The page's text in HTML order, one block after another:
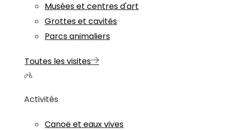
Musées et centres d'art
Grottes et cavités
Parcs animaliers
Toutes les visites
Activités
Canoë et eaux vives